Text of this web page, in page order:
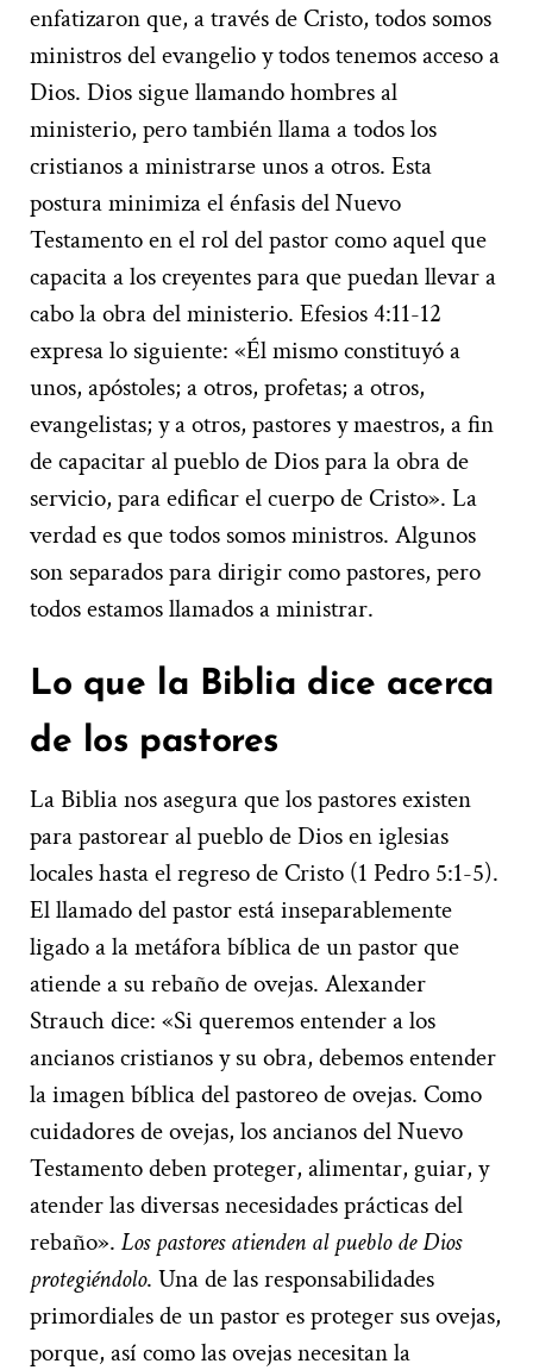
enfatizaron que, a través de Cristo, todos somos
ministros del evangelio y todos tenemos acceso a
Dios. Dios sigue llamando hombres al
ministerio, pero también llama a todos los
cristianos a ministrarse unos a otros. Esta
postura minimiza el énfasis del Nuevo
Testamento en el rol del pastor como aquel que
capacita a los creyentes para que puedan llevar a
cabo la obra del ministerio. Efesios 4:11-12
expresa lo siguiente: «Él mismo constituyó a
unos, apóstoles; a otros, profetas; a otros,
evangelistas; y a otros, pastores y maestros, a fin
de capacitar al pueblo de Dios para la obra de
servicio, para edificar el cuerpo de Cristo». La
verdad es que todos somos ministros. Algunos
son separados para dirigir como pastores, pero
todos estamos llamados a ministrar.
Lo que la Biblia dice acerca
de los pastores
La Biblia nos asegura que los pastores existen
para pastorear al pueblo de Dios en iglesias
locales hasta el regreso de Cristo (1 Pedro 5:1-5).
El llamado del pastor está inseparablemente
ligado a la metáfora bíblica de un pastor que
atiende a su rebaño de ovejas. Alexander
Strauch dice: «Si queremos entender a los
ancianos cristianos y su obra, debemos entender
la imagen bíblica del pastoreo de ovejas. Como
cuidadores de ovejas, los ancianos del Nuevo
Testamento deben proteger, alimentar, guiar, y
atender las diversas necesidades prácticas del
rebaño». Los pastores atienden al pueblo de Dios
protegiéndolo. Una de las responsabilidades
primordiales de un pastor es proteger sus ovejas,
porque, así como las ovejas necesitan la